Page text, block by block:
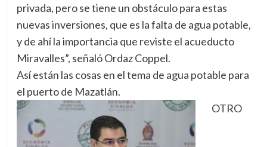
privada, pero se tiene un obstáculo para estas
nuevas inversiones, que es la falta de agua potable,
y de ahí la importancia que reviste el acueducto
Miravalles”, señaló Ordaz Coppel.
Así están las cosas en el tema de agua potable para
el puerto de Mazatlán.
OTRO